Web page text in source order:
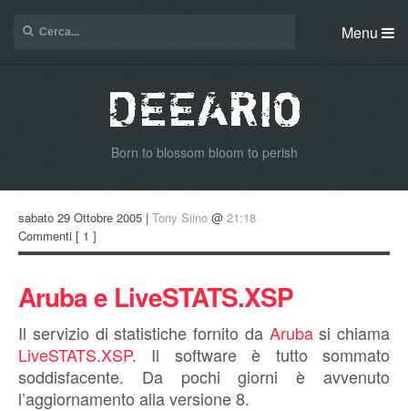
Menu
Born to blossom bloom to perish
sabato 29 Ottobre 2005 | Tony Siino @ 21:18
Commenti [ 1 ]
Aruba e LiveSTATS.XSP
Il servizio di statistiche fornito da Arubasi chiama
LiveSTATS.XSP. Il software è tutto sommato
soddisfacente. Da pochi giorni è avvenuto
l’aggiornamento alla versione 8.